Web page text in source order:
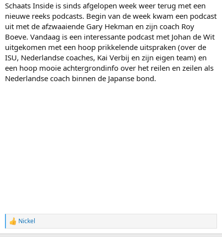
Schaats Inside is sinds afgelopen week weer terug met een
nieuwe reeks podcasts. Begin van de week kwam een podcast
uit met de afzwaaiende Gary Hekman en zijn coach Roy
Boeve. Vandaag is een interessante podcast met Johan de Wit
uitgekomen met een hoop prikkelende uitspraken (over de
ISU, Nederlandse coaches, Kai Verbij en zijn eigen team) en
een hoop mooie achtergrondinfo over het reilen en zeilen als
Nederlandse coach binnen de Japanse bond.
R
e
Nickel